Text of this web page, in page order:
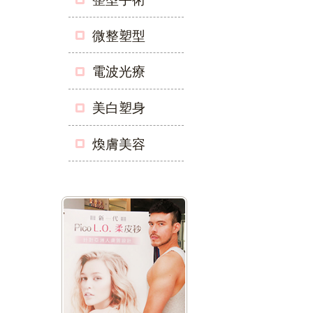
微整塑型
電波光療
美白塑身
煥膚美容